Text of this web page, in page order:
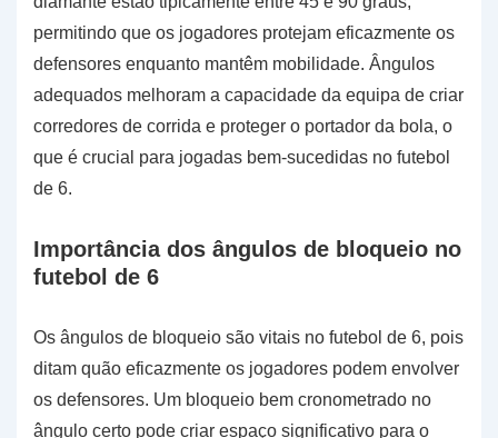
permitindo que os jogadores protejam eficazmente os
defensores enquanto mantêm mobilidade. Ângulos
adequados melhoram a capacidade da equipa de criar
corredores de corrida e proteger o portador da bola, o
que é crucial para jogadas bem-sucedidas no futebol
de 6.
Importância dos ângulos de bloqueio no
futebol de 6
Os ângulos de bloqueio são vitais no futebol de 6, pois
ditam quão eficazmente os jogadores podem envolver
os defensores. Um bloqueio bem cronometrado no
ângulo certo pode criar espaço significativo para o